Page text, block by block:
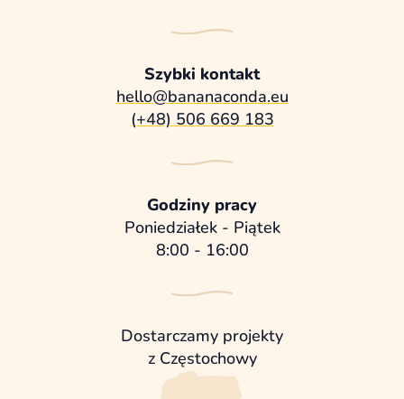
Szybki kontakt
hello@bananaconda.eu
(+48) 506 669 183
Godziny pracy
Poniedziałek - Piątek
8:00 - 16:00
Dostarczamy projekty
z Częstochowy